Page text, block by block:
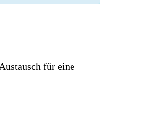
für eine